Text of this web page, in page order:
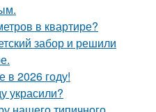
в квартире?
забор и решили
в 2026 году!
украсили?